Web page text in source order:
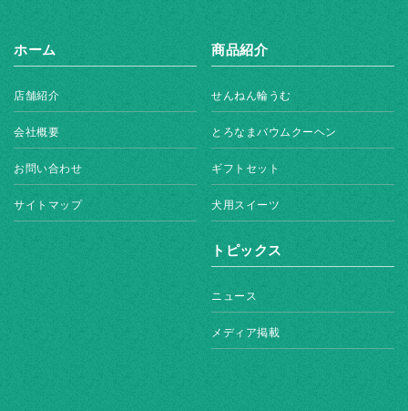
ホーム
店舗紹介
会社概要
お問い合わせ
サイトマップ
商品紹介
せんねん輪うむ
とろなまバウムクーヘン
ギフトセット
犬用スイーツ
トピックス
ニュース
メディア掲載